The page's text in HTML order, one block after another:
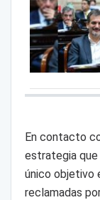
En contacto
estrategia
único objetivo
reclamadas